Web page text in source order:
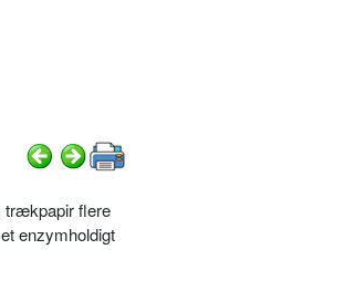
trækpapir flere
enzymholdigt